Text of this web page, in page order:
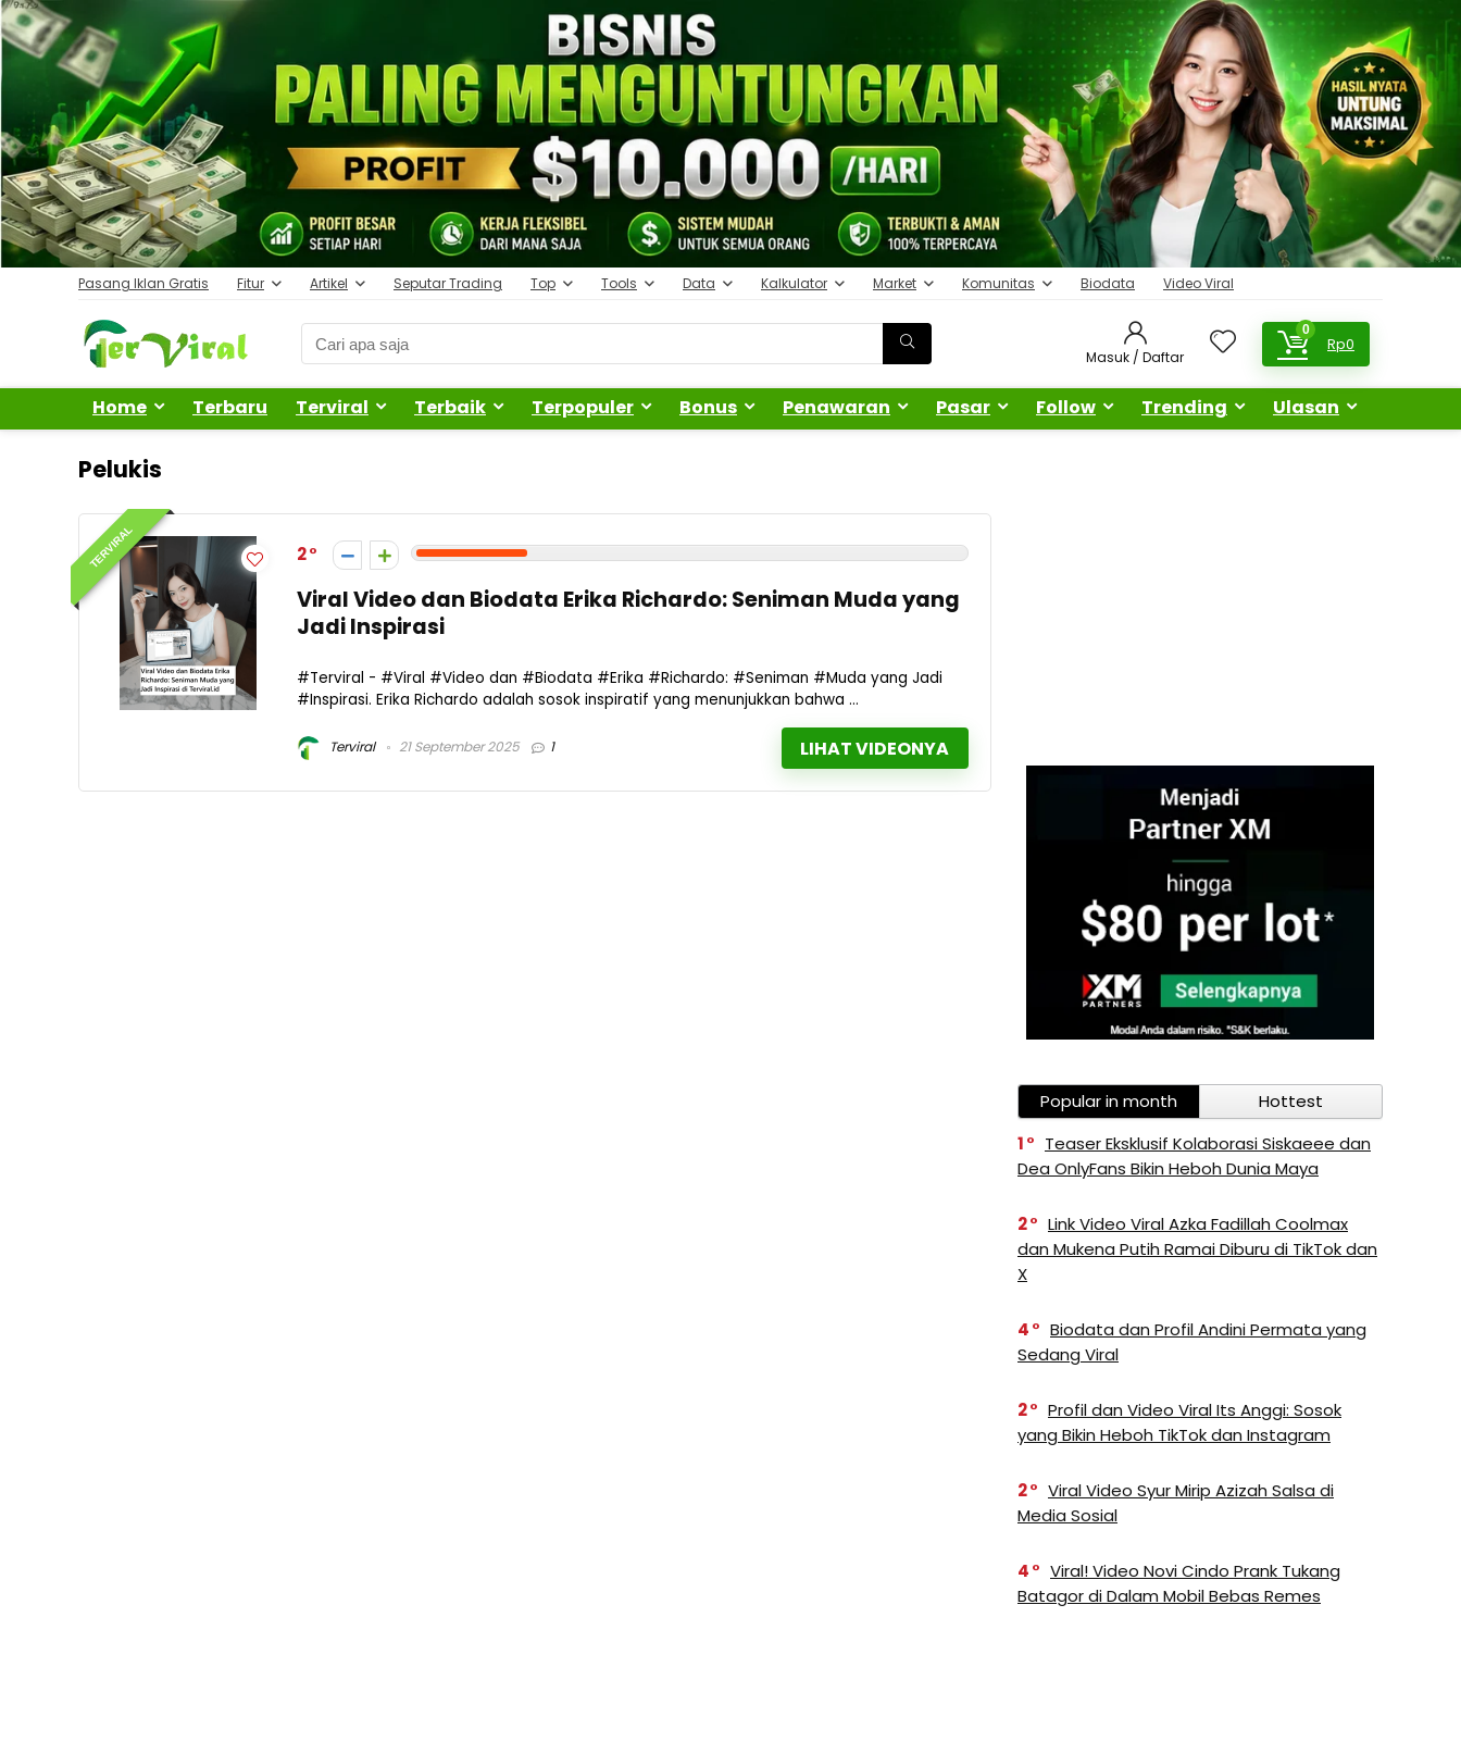
Pasang Iklan Gratis Fitur Artikel Seputar Trading Top Tools Data Kalkulator Market Komunitas Biodata Video Viral
Masuk / Daftar
0
Rp0
Home Terbaru Terviral Terbaik Terpopuler Bonus Penawaran Pasar Follow Trending Ulasan
Pelukis
TERVIRAL 2
Viral Video dan Biodata Erika Richardo: Seniman Muda yang
Jadi Inspirasi
#Terviral - #Viral #Video dan #Biodata #Erika #Richardo: #Seniman #Muda yang Jadi
#Inspirasi. Erika Richardo adalah sosok inspiratif yang menunjukkan bahwa ...
Terviral 21 September 2025 1 LIHAT VIDEONYA
Popular in month
Hottest
1
Teaser Eksklusif Kolaborasi Siskaeee dan
Dea OnlyFans Bikin Heboh Dunia Maya
2
Link Video Viral Azka Fadillah Coolmax
dan Mukena Putih Ramai Diburu di TikTok dan
X
4
Biodata dan Profil Andini Permata yang
Sedang Viral
2
Profil dan Video Viral Its Anggi: Sosok
yang Bikin Heboh TikTok dan Instagram
2
Viral Video Syur Mirip Azizah Salsa di
Media Sosial
4
Viral! Video Novi Cindo Prank Tukang
Batagor di Dalam Mobil Bebas Remes